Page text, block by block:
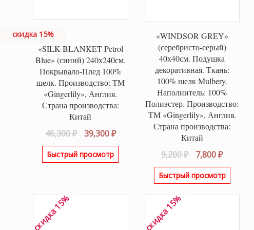
скидка 15%
«SILK BLANKET Petrol
Blue» (синий) 240х240см.
Покрывало-Плед 100%
шелк. Производство: ТМ
«Gingerlily», Англия.
Страна производства:
Китай
46,300₽
Первоначальная
цена
составляла
39,300₽Текущая
цена:
Быстрый просмотр
«WINDSOR GREY»
(серебристо-серый)
40х40см. Подушка
декоративная. Ткань:
100% шелк Mulbery.
Наполнитель: 100%
Полиэстер. Производство:
ТМ «Gingerlily», Англия.
Страна производства:
Китай
9,200₽
Первоначальная
цена
составляла
7,800₽Текущая
цена:
7,800 ₽.
Быстрый просмотр
скидка 15% скидка 15%